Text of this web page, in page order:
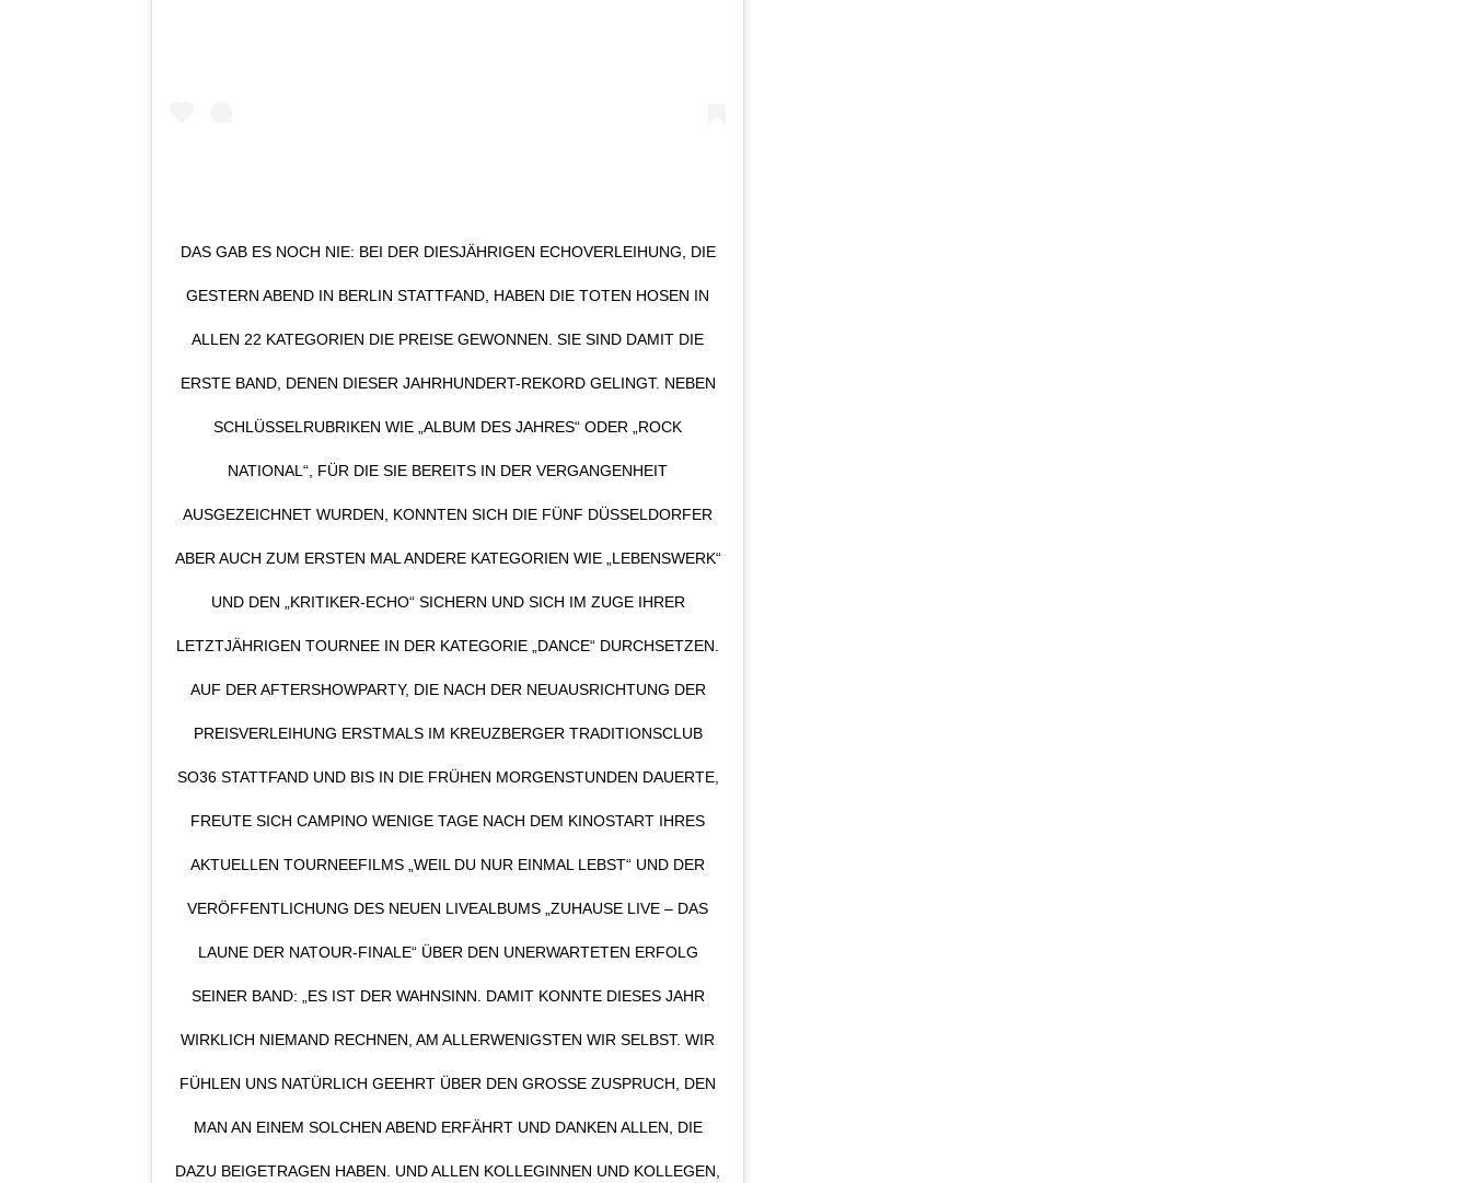
DAS GAB ES NOCH NIE: BEI DER DIESJÄHRIGEN ECHOVERLEIHUNG, DIE
GESTERN ABEND IN BERLIN STATTFAND, HABEN DIE TOTEN HOSEN IN
ALLEN 22 KATEGORIEN DIE PREISE GEWONNEN. SIE SIND DAMIT DIE
ERSTE BAND, DENEN DIESER JAHRHUNDERT-REKORD GELINGT. NEBEN
SCHLÜSSELRUBRIKEN WIE „ALBUM DES JAHRES“ ODER „ROCK
NATIONAL“, FÜR DIE SIE BEREITS IN DER VERGANGENHEIT
AUSGEZEICHNET WURDEN, KONNTEN SICH DIE FÜNF DÜSSELDORFER
ABER AUCH ZUM ERSTEN MAL ANDERE KATEGORIEN WIE „LEBENSWERK“
UND DEN „KRITIKER-ECHO“ SICHERN UND SICH IM ZUGE IHRER
LETZTJÄHRIGEN TOURNEE IN DER KATEGORIE „DANCE“ DURCHSETZEN.
AUF DER AFTERSHOWPARTY, DIE NACH DER NEUAUSRICHTUNG DER
PREISVERLEIHUNG ERSTMALS IM KREUZBERGER TRADITIONSCLUB
SO36 STATTFAND UND BIS IN DIE FRÜHEN MORGENSTUNDEN DAUERTE,
FREUTE SICH CAMPINO WENIGE TAGE NACH DEM KINOSTART IHRES
AKTUELLEN TOURNEEFILMS „WEIL DU NUR EINMAL LEBST“ UND DER
VERÖFFENTLICHUNG DES NEUEN LIVEALBUMS „ZUHAUSE LIVE – DAS
LAUNE DER NATOUR-FINALE“ ÜBER DEN UNERWARTETEN ERFOLG
SEINER BAND: „ES IST DER WAHNSINN. DAMIT KONNTE DIESES JAHR
WIRKLICH NIEMAND RECHNEN, AM ALLERWENIGSTEN WIR SELBST. WIR
FÜHLEN UNS NATÜRLICH GEEHRT ÜBER DEN GROSSE ZUSPRUCH, DEN M
AN AN EINEM SOLCHEN ABEND ERFÄHRT UND DANKEN ALLEN, DIE D
AZU BEIGETRAGEN HABEN. UND ALLEN KOLLEGINNEN UND KOLLEGEN, D